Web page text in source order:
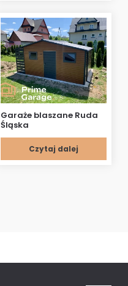
Garaże blaszane Ruda
Śląska
Czytaj dalej